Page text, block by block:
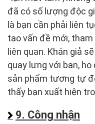
đã có số lượng độc
là bạn cần phải liên
tạo vấn đề mới,
liên quan. Khán giả
quay lưng với bạn,
sản phẩm tương tự
thấy bạn xuất hiện
9. Công nhận